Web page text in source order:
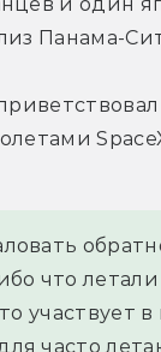
Панама-
что летали
участвует
часто